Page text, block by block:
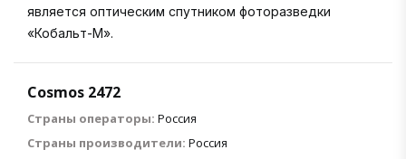
является оптическим спутником фоторазведки
«Кобальт-М».
Cosmos 2472
Страны операторы: Россия
Страны производители: Россия